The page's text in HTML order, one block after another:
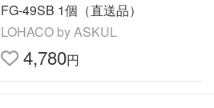
FG-49SB 1個（直送品）
LOHACO by ASKUL
4,780円